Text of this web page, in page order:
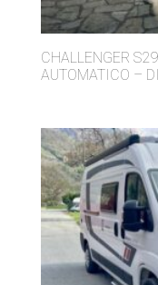
CHALLENGER
AUTOMATICO –